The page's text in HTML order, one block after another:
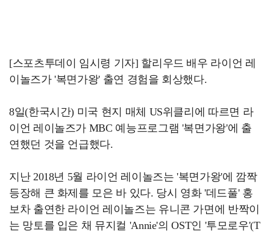
[스포츠투데이 임시령 기자] 할리우드 배우 라이언 레
이놀즈가 '복면가왕' 출연 경험을 회상했다.
8일(한국시간) 미국 현지 매체 US위클리에 따르면 라
이언 레이놀즈가 MBC 예능프로그램 '복면가왕'에 출
연했던 것을 언급했다.
지난 2018년 5월 라이언 레이놀즈는 '복면가왕'에 깜짝
등장해 큰 화제를 모은 바 있다. 당시 영화 '데드풀' 홍
보차 출연한 라이언 레이놀즈는 유니콘 가면에 반짝이
는 망토를 입은 채 뮤지컬 'Annie'의 OST인 '투모로우'(T